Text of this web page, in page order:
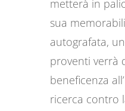
metterà in
sua
autografata,
proventi verrà
beneficenza
ricerca contro